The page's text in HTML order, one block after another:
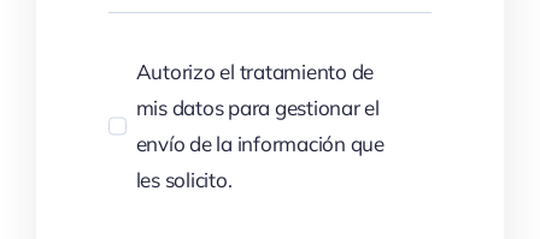
Autorizo el tratamiento de
mis datos para gestionar el
envío de la información que
les solicito.